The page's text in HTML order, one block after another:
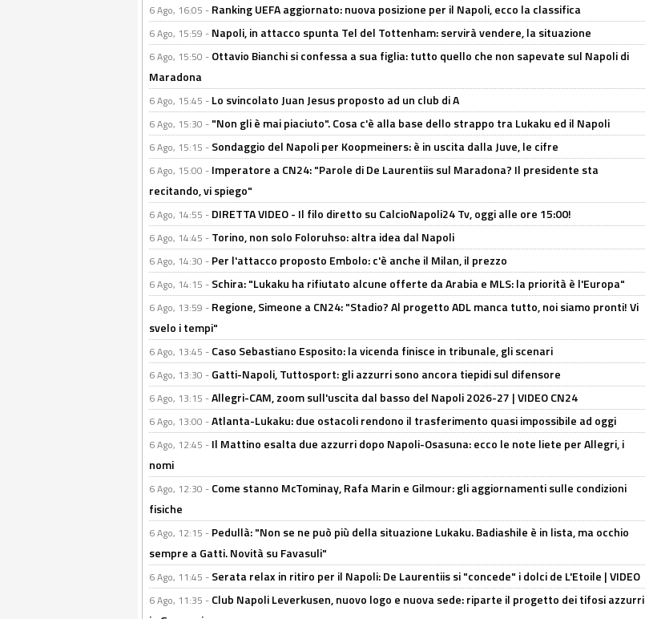
6 Ago, 16:05 - Ranking UEFA aggiornato: nuova posizione per il Napoli, ecco la classifica
6 Ago, 15:59 - Napoli, in attacco spunta Tel del Tottenham: servirà vendere, la situazione
6 Ago, 15:50 - Ottavio Bianchi si confessa a sua figlia: tutto quello che non sapevate sul Napoli di
Maradona
6 Ago, 15:45 - Lo svincolato Juan Jesus proposto ad un club di A
6 Ago, 15:30 - "Non gli è mai piaciuto". Cosa c'è alla base dello strappo tra Lukaku ed il Napoli
6 Ago, 15:15 - Sondaggio del Napoli per Koopmeiners: è in uscita dalla Juve, le cifre
6 Ago, 15:00 - Imperatore a CN24: "Parole di De Laurentiis sul Maradona? Il presidente sta
recitando, vi spiego"
6 Ago, 14:55 - DIRETTA VIDEO - Il filo diretto su CalcioNapoli24 Tv, oggi alle ore 15:00!
6 Ago, 14:45 - Torino, non solo Foloruhso: altra idea dal Napoli
6 Ago, 14:30 - Per l'attacco proposto Embolo: c'è anche il Milan, il prezzo
6 Ago, 14:15 - Schira: "Lukaku ha rifiutato alcune offerte da Arabia e MLS: la priorità è l'Europa"
6 Ago, 13:59 - Regione, Simeone a CN24: "Stadio? Al progetto ADL manca tutto, noi siamo pronti! Vi
svelo i tempi"
6 Ago, 13:45 - Caso Sebastiano Esposito: la vicenda finisce in tribunale, gli scenari
6 Ago, 13:30 - Gatti-Napoli, Tuttosport: gli azzurri sono ancora tiepidi sul difensore
6 Ago, 13:15 -Allegri-CAM, zoom sull'uscita dal basso del Napoli 2026-27 | VIDEO CN24
6 Ago, 13:00 -Atlanta-Lukaku: due ostacoli rendono il trasferimento quasi impossibile ad oggi
6 Ago, 12:45 - Il Mattino esalta due azzurri dopo Napoli-Osasuna: ecco le note liete per Allegri, i
nomi
6 Ago, 12:30 - Come stanno McTominay, Rafa Marin e Gilmour: gli aggiornamenti sulle condizioni
fisiche
6 Ago, 12:15 - Pedullà: "Non se ne può più della situazione Lukaku. Badiashile è in lista, ma occhio
sempre a Gatti. Novità su Favasuli"
6 Ago, 11:45 - Serata relax in ritiro per il Napoli: De Laurentiis si "concede" i dolci de L'Etoile | VIDEO
6 Ago, 11:35 - Club Napoli Leverkusen, nuovo logo e nuova sede: riparte il progetto dei tifosi azzurri